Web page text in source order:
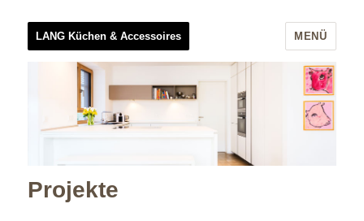
LANG Küchen & Accessoires MENÜ
Projekte